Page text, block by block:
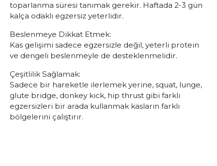
toparlanma süresi tanımak gerekir. Haftada 2-3 gün
kalça odaklı egzersiz yeterlidir.
Beslenmeye Dikkat Etmek:
Kas gelişimi sadece egzersizle değil, yeterli protein
ve dengeli beslenmeyle de desteklenmelidir.
Çeşitlilik Sağlamak:
Sadece bir hareketle ilerlemek yerine, squat, lunge,
glute bridge, donkey kick, hip thrust gibi farklı
egzersizleri bir arada kullanmak kasların farklı
bölgelerini çalıştırır.